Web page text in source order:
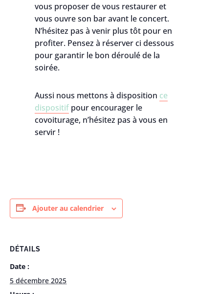
vous proposer de vous restaurer et
vous ouvre son bar avant le concert.
N’hésitez pas à venir plus tôt pour en
profiter. Pensez à réserver ci dessous
pour garantir le bon déroulé de la
soirée.
Aussi nous mettons à disposition ce
dispositifpour encourager le
covoiturage, n’hésitez pas à vous en
servir !
Ajouter au calendrier
DÉTAILS
Date :
5 décembre 2025